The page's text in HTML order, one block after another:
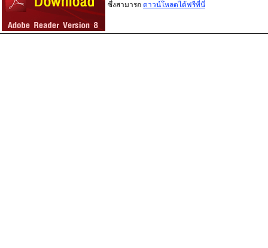
ซึ่งสามารถ ดาวน์โหลดได้ฟรีที่นี่